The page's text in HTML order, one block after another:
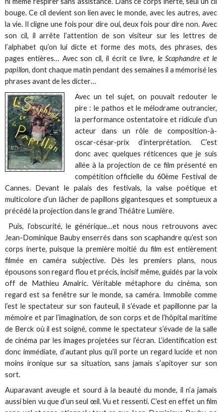
bouge. Ce cil devient son lien avec le monde, avec les autres, avec
la vie. Il cligne une fois pour dire oui, deux fois pour dire non. Avec
son cil, il arrête l’attention de son visiteur sur les lettres de
l’alphabet qu’on lui dicte et forme des mots, des phrases, des
pages entières… Avec son cil, il écrit ce livre, le Scaphandre et le
papillon, dont chaque matin pendant des semaines il a mémorisé les
phrases avant de les dicter…
Avec un tel sujet, on pouvait redouter le
pire : le pathos et le mélodrame outrancier,
la performance ostentatoire et ridicule d’un
acteur dans un rôle de composition-à-
oscar-césar-prix d’interprétation. C’est
donc avec quelques réticences que je suis
allée à la projection de ce film présenté en
compétition officielle du 60ème Festival de
Cannes. Devant le palais des festivals, la valse poétique et
multicolore d’un lâcher de papillons gigantesques et somptueux a
précédé la projection dans le grand Théâtre Lumière.
Puis, l’obscurité, le générique…et nous nous retrouvons avec
Jean-Dominique Bauby enserrés dans son scaphandre qu’est son
corps inerte, puisque la première moitié du film est entièrement
filmée en caméra subjective. Dès les premiers plans, nous
épousons son regard flou et précis, incisif même, guidés par la voix
off de Mathieu Amalric. Véritable métaphore du cinéma, son
regard est sa fenêtre sur le monde, sa caméra. Immobile comme
l’est le spectateur sur son fauteuil, il s’évade et papillonne par la
mémoire et par l’imagination, de son corps et de l’hôpital maritime
de Berck où il est soigné, comme le spectateur s’évade de la salle
de cinéma par les images projetées sur l’écran. L’identification est
donc immédiate, d’autant plus qu’il porte un regard lucide et non
moins ironique sur sa situation, sans jamais s’apitoyer sur son
sort.
Auparavant aveugle et sourd à la beauté du monde, il n’a jamais
aussi bien vu que d’un seul œil. Vu et ressenti. C’est en effet un film